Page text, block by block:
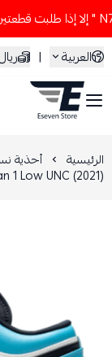
العربية
|
STORE
الرئيسية أحذية
1 Low UNC (2021)